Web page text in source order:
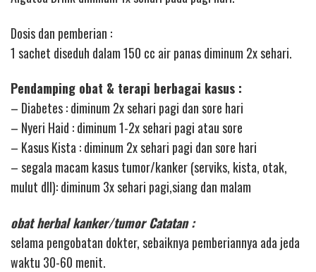
Dosis dan pemberian :
1 sachet diseduh dalam 150 cc air panas diminum 2x sehari.
Pendamping obat & terapi berbagai kasus :
– Diabetes : diminum 2x sehari pagi dan sore hari
– Nyeri Haid : diminum 1-2x sehari pagi atau sore
– Kasus Kista : diminum 2x sehari pagi dan sore hari
– segala macam kasus tumor/kanker (serviks, kista, otak,
mulut dll): diminum 3x sehari pagi,siang dan malam
obat herbal kanker/tumor Catatan :
selama pengobatan dokter, sebaiknya pemberiannya ada jeda
waktu 30-60 menit.